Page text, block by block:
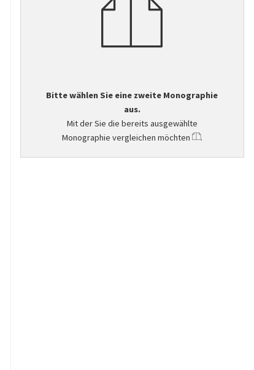
Bitte wählen Sie eine zweite Monographie
aus.
Mit der Sie die bereits ausgewählte
Monographie vergleichen möchten
.